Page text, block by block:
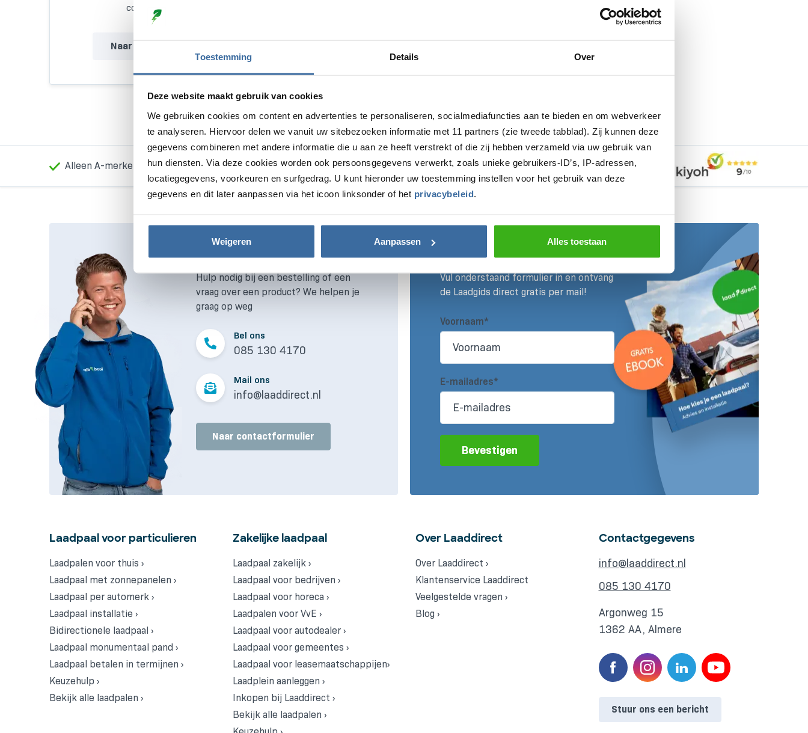
Toestemming Details Over
Deze website maakt gebruik van cookies
We gebruiken cookies om content en advertenties te personaliseren, socialmediafuncties aan te bieden en om webverkeer
te analyseren. Hiervoor delen we vanuit uw sitebezoeken informatie met 11 partners (zie tweede tabblad). Zij kunnen deze
gegevens combineren met andere informatie die u aan ze heeft verstrekt of die zij hebben verzameld via uw gebruik van
hun diensten. Via deze cookies worden ook persoonsgegevens verwerkt, zoals unieke gebruikers-ID’s, IP-adressen,
locatiegegevens, voorkeuren en surfgedrag. U kunt hieronder uw toestemming instellen voor het gebruik van deze
gegevens en dit later aanpassen via het icoon linksonder of het privacybeleid.
Weigeren Aanpassen Alles toestaan
contactformulier.
Naar contactformulier
Maandag t/m vrijdag van 10.00 tot 16.00 uur.
Alleen A-merken Laagste prijs garantie Vakkundige installatie Persoonlijk advies EV-Expert
Direct deskundig advies
Hulp nodig bij een bestelling of een
vraag over een product? We helpen je
graag op weg
Bel ons
085 130 4170
Mail ons
info@laaddirect.nl
Naar contactformulier
Claim nu gratis de Laadgids!
Vul onderstaand formulier in en ontvang
de Laadgids direct gratis per mail!
Voornaam*
E-mailadres*
Bevestigen
Laadpaal voor particulieren
Laadpalen voor thuis ›
Laadpaal met zonnepanelen ›
Laadpaal per automerk ›
Laadpaal installatie ›
Bidirectionele laadpaal ›
Laadpaal monumentaal pand ›
Laadpaal betalen in termijnen ›
Keuzehulp ›
Bekijk alle laadpalen ›
Zakelijke laadpaal
Laadpaal zakelijk ›
Laadpaal voor bedrijven ›
Laadpaal voor horeca ›
Laadpalen voor VvE ›
Laadpaal voor autodealer ›
Laadpaal voor gemeentes ›
Laadpaal voor leasemaatschappijen›
Laadplein aanleggen ›
Inkopen bij Laaddirect ›
Bekijk alle laadpalen ›
Over Laaddirect
Over Laaddirect ›
Klantenservice Laaddirect
Veelgestelde vragen ›
Blog ›
Contactgegevens
info@laaddirect.nl
085 130 4170
Argonweg 15
1362 AA, Almere
Stuur ons een bericht